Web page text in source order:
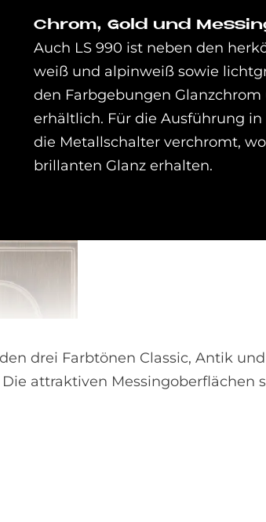
Chrom, Gold und
Auch LS 990 ist neben den
weiß und alpinweiß sowie
den Farbgebungen
erhältlich. Für die Ausführung
die Metallschalter verchromt,
brillanten Glanz erhalten.
drei Farbtönen Classic, Antik und
attraktiven Messingoberflächen